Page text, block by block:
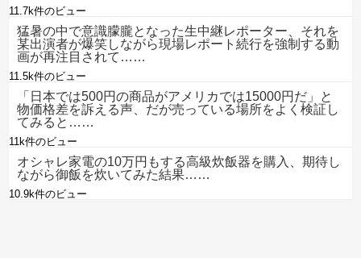
11.7k件のビュー
猛暑の中で意識朦朧となった生中継レポーター、それを
某出演者が爆笑しながら現場レポート続行を強制する動
画が再注目されて……
11.5k件のビュー
「日本では500円の商品がアメリカでは15000円だ」と
物価格差を訴える声、だが売っている場所をよく検証し
てみると……
11k件のビュー
オシャレ家電の10万円もする高級炊飯器を購入、期待し
ながら御飯を炊いてみた結果……
10.9k件のビュー